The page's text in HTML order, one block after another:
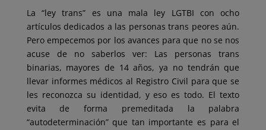
La “ley trans” es una mala ley LGTBI con ocho
artículos dedicados a las personas trans peores aún.
Pero empecemos por los avances para que no se nos
acuse de no saberlos ver: Las personas trans
binarias, mayores de 14 años, ya no tendrán que
llevar informes médicos al Registro Civil para que se
les reconozca su identidad, y eso es todo. El texto
evita de forma premeditada la palabra
“autodeterminación” que tan importante es para el